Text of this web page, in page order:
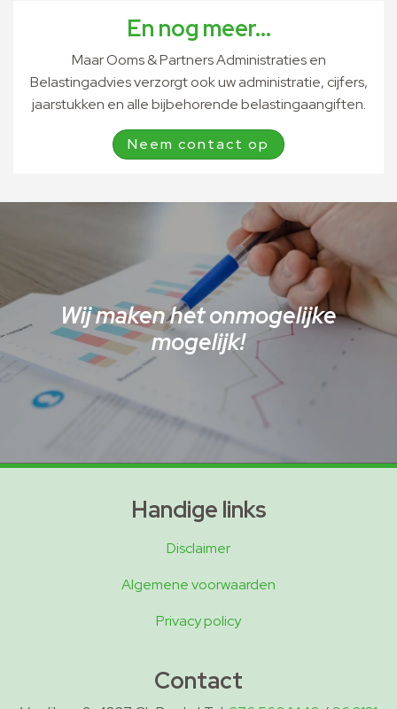
En nog meer...
Maar Ooms & Partners Administraties en
Belastingadvies verzorgt ook uw administratie, cijfers,
jaarstukken en alle bijbehorende belastingaangiften.
Neem contact op
Wij maken het onmogelijke
mogelijk!
Handige links
Disclaimer
Algemene voorwaarden
Privacy policy
Contact